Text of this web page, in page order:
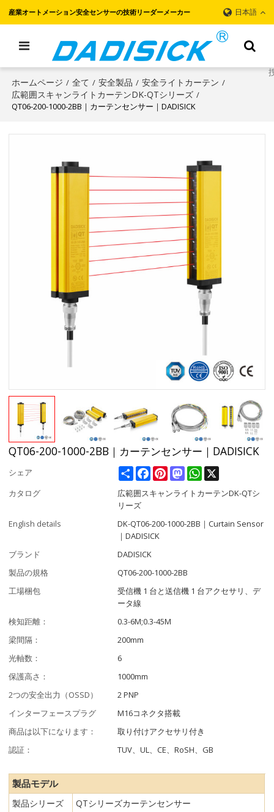
産業オートメーション安全センサーの技術リーダーメーカー 日本語
ホームページ / 全て / 安全製品 / 安全ライトカーテン /
広範囲スキャンライトカーテンDK-QTシリーズ /
QT06-200-1000-2BB｜カーテンセンサー｜DADISICK
QT06-200-1000-2BB｜カーテンセンサー｜DADISICK
シェア ShareFacebookPinterestMastodonWhatsApp
カタログ
広範囲スキャンライトカーテンDK-QTシ
リーズ
English details
DK-QT06-200-1000-2BB｜Curtain Sensor
｜DADISICK
ブランド
DADISICK
製品の規格
QT06-200-1000-2BB
工場梱包
受信機 1 台と送信機 1 台アクセサリ、デ
ータ線
検知距離：
0.3-6M;0.3-45M
梁間隔：
200mm
光軸数：
6
保護高さ：
1000mm
2つの安全出力（OSSD）
2 PNP
インターフェースプラグ
M16コネクタ搭載
商品は以下になります：
取り付けアクセサリ付き
認証：
TUV、UL、CE、RoSH、GB
製品モデル
製品シリーズ QTシリーズカーテンセンサー